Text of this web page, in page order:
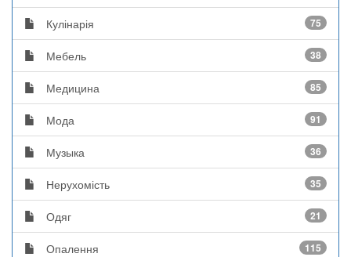
Кулінарія 75
Мебель 38
Медицина 85
Мода 91
Музыка 36
Нерухомість 35
Одяг 21
Опалення 115